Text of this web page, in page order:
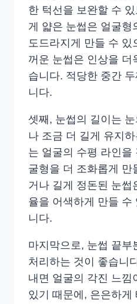
한 턱선을 보완할 수
게 얇은 눈썹은 얼굴형
도드라지게 만들 수 있
꺼운 눈썹은 인상을 더
습니다. 적당한 중간
니다.
셋째, 눈썹의 길이는
나 조금 더 길게 유지
는 얼굴의 수평 라인을
굴형을 더 조화롭게 만
거나 길게 정돈된 눈썹
율을 어색하게 만들 수
니다.
마지막으로, 눈썹 끝부
처리하는 것이 좋습니
내면 얼굴의 각진 느낌
있기 때문에, 은은하게